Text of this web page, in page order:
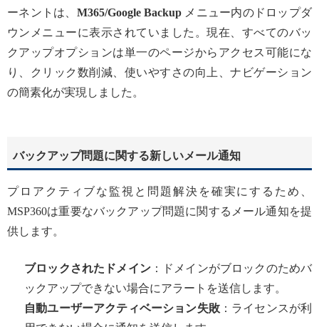
ーネントは、 M365/Google Backupメニュー内のドロップダ
ウンメニューに表示されていました。現在、すべてのバッ
クアップオプションは単一のページからアクセス可能にな
り、クリック数削減、使いやすさの向上、ナビゲーション
の簡素化が実現しました。
バックアップ問題に関する新しいメール通知
プロアクティブな監視と問題解決を確実にするため、
MSP360は重要なバックアップ問題に関するメール通知を提
供します。
ブロックされたドメイン：ドメインがブロックのためバ
ックアップできない場合にアラートを送信します。
自動ユーザーアクティベーション失敗：ライセンスが利